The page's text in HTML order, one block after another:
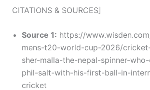
CITATIONS & SOURCES]
Source 1: https://
mens-t20-world-cup-2026/
sher-malla-the-nepal-spinner-
phil-salt-with-his-first-ball-in-
cricket